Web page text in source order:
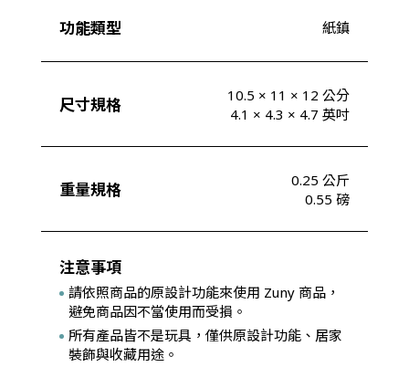
功能類型 紙鎮
尺寸規格
10.5 × 11 × 12 公分
4.1 × 4.3 × 4.7 英吋
重量規格
0.25 公斤
0.55 磅
注意事項
請依照商品的原設計功能來使用 Zuny 商品，
避免商品因不當使用而受損。
所有產品皆不是玩具，僅供原設計功能、居家
裝飾與收藏用途。